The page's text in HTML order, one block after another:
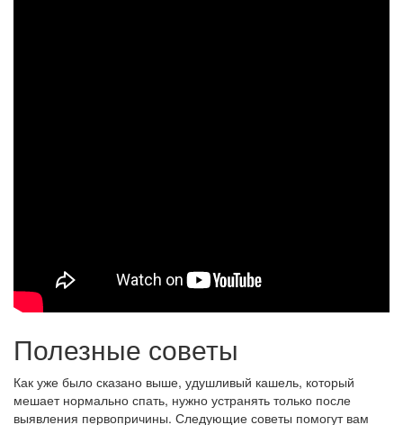
Полезные советы
Как уже было сказано выше, удушливый кашель, который
мешает нормально спать, нужно устранять только после
выявления первопричины. Следующие советы помогут вам